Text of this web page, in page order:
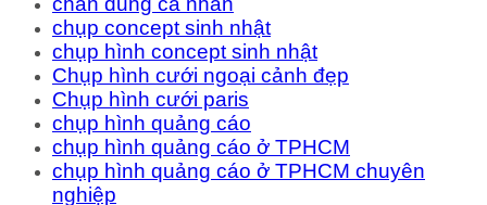
chụp concept sinh nhật
chụp hình concept sinh nhật
Chụp hình cưới ngoại cảnh đẹp
Chụp hình cưới paris
chụp hình quảng cáo
chụp hình quảng cáo ở TPHCM
chụp hình quảng cáo ở TPHCM chuyên
nghiệp